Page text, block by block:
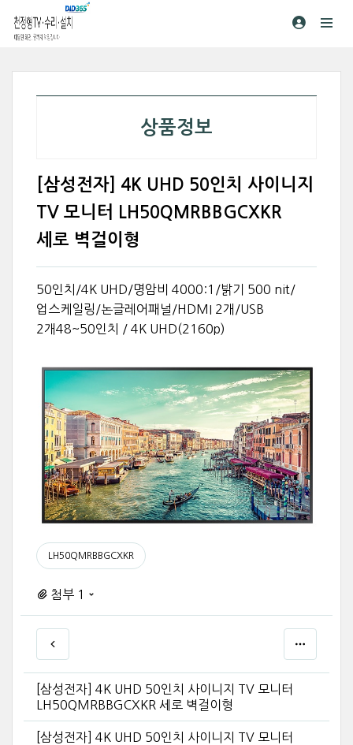
상품정보
[삼성전자] 4K UHD 50인치 사이니지
TV 모니터 LH50QMRBBGCXKR
세로 벽걸이형
50인치/4K UHD/명암비 4000:1/밝기 500 nit/
업스케일링/논글레어패널/HDMI 2개/USB
2개48~50인치 / 4K UHD(2160p)
LH50QMRBBGCXKR
첨부 1
[삼성전자] 4K UHD 50인치 사이니지 TV 모니터
LH50QMRBBGCXKR 세로 벽걸이형
[삼성전자] 4K UHD 50인치 사이니지 TV 모니터